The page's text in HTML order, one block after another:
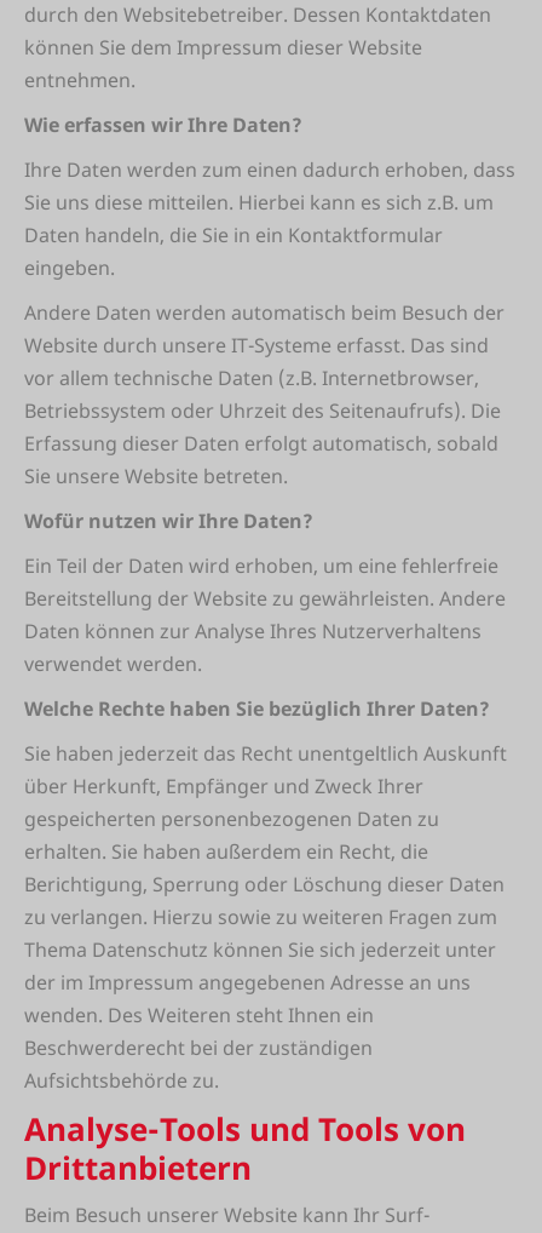
durch den Websitebetreiber. Dessen Kontaktdaten
können Sie dem Impressum dieser Website
entnehmen.
Wie erfassen wir Ihre Daten?
Ihre Daten werden zum einen dadurch erhoben, dass
Sie uns diese mitteilen. Hierbei kann es sich z.B. um
Daten handeln, die Sie in ein Kontaktformular
eingeben.
Andere Daten werden automatisch beim Besuch der
Website durch unsere IT-Systeme erfasst. Das sind
vor allem technische Daten (z.B. Internetbrowser,
Betriebssystem oder Uhrzeit des Seitenaufrufs). Die
Erfassung dieser Daten erfolgt automatisch, sobald
Sie unsere Website betreten.
Wofür nutzen wir Ihre Daten?
Ein Teil der Daten wird erhoben, um eine fehlerfreie
Bereitstellung der Website zu gewährleisten. Andere
Daten können zur Analyse Ihres Nutzerverhaltens
verwendet werden.
Welche Rechte haben Sie bezüglich Ihrer Daten?
Sie haben jederzeit das Recht unentgeltlich Auskunft
über Herkunft, Empfänger und Zweck Ihrer
gespeicherten personenbezogenen Daten zu
erhalten. Sie haben außerdem ein Recht, die
Berichtigung, Sperrung oder Löschung dieser Daten
zu verlangen. Hierzu sowie zu weiteren Fragen zum
Thema Datenschutz können Sie sich jederzeit unter
der im Impressum angegebenen Adresse an uns
wenden. Des Weiteren steht Ihnen ein
Beschwerderecht bei der zuständigen
Aufsichtsbehörde zu.
Analyse-Tools und Tools von
Drittanbietern
Beim Besuch unserer Website kann Ihr Surf-